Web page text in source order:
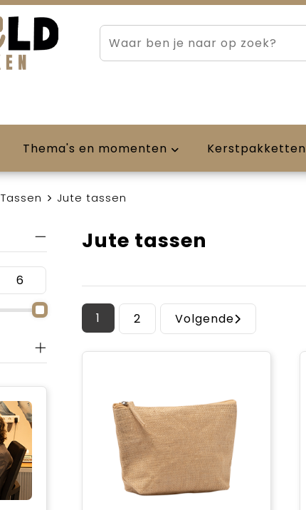
Thema's en momenten Kerstpakketten
Tassen Jute tassen
Jute tassen
1 2 Volgende